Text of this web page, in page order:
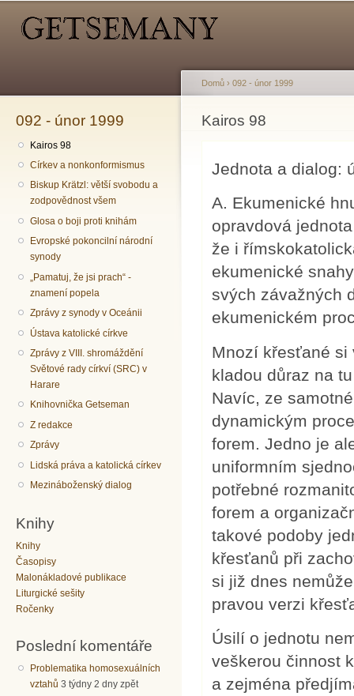
092 - únor 1999
Kairos 98
Církev a nonkonformismus
Biskup Krätzl: větší svobodu a
zodpovědnost všem
Glosa o boji proti knihám
Evropské pokoncilní národní
synody
„Pamatuj, že jsi prach“ -
znamení popela
Zprávy z synody v Oceánii
Ústava katolické církve
Zprávy z VIII. shromáždění
Světové rady církví (SRC) v
Harare
Knihovnička Getseman
Z redakce
Zprávy
Lidská práva a katolická církev
Mezináboženský dialog
Knihy
Knihy
Časopisy
Malonákladové publikace
Liturgické sešity
Ročenky
Poslední komentáře
Problematika homosexuálních
vztahů 3 týdny 2 dny zpět
Jste zde
Domů › 092 - únor 1999
Kairos 98
Jednota a dialog:
A. Ekumenické
opravdová
že i
ekumenické
svých závažných
ekumenickém
Mnozí křesťané si
kladou důraz na
Navíc, ze
dynamickým
forem. Jedno je
uniformním
potřebné
forem a
takové podoby
křesťanů při
si již dnes
pravou verzi
Úsilí o jednotu
veškerou činnost
a zejména